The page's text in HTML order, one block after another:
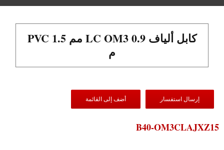
كابل ألياف LC OM3 0.9 مم PVC 1.5
م
إرسال استفسار أضف إلى القائمة
B40-OM3CLAJXZ15